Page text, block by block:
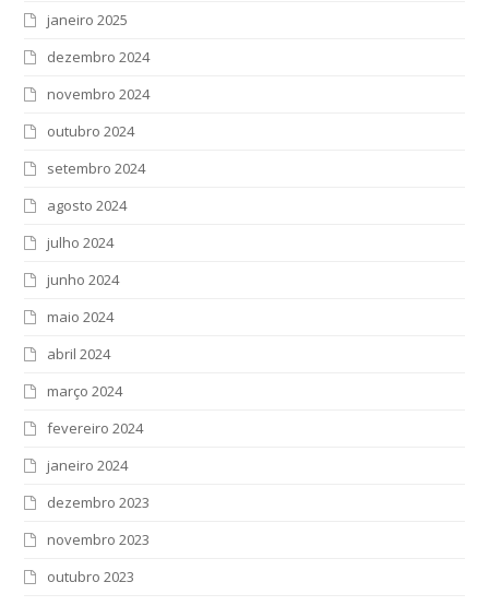
janeiro 2025
dezembro 2024
novembro 2024
outubro 2024
setembro 2024
agosto 2024
julho 2024
junho 2024
maio 2024
abril 2024
março 2024
fevereiro 2024
janeiro 2024
dezembro 2023
novembro 2023
outubro 2023